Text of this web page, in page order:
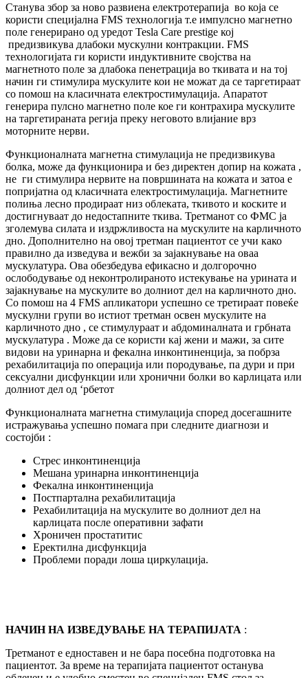
Станува збор за ново развиена електротерапија во која се
користи специјална FMS технологија т.е импулсно магнетно
поле генерирано од уредот Tesla Care prestige кој
предизвикува длабоки мускулни контракции. FMS
технологијата ги користи индуктивните својства на
магнетното поле за длабока пенетрација во ткивата и на тој
начин ги стимулира мускулите кои не можат да се таргетираат
со помош на класичната електростимулација. Апаратот
генерира пулсно магнетно поле кое ги контрахира мускулите
на таргетираната регија преку неговото влијание врз
моторните нерви.
Функционалната магнетна стимулација не предизвикува
болка, може да функционира и без директен допир на кожата ,
не ги стимулира нервите на површината на кожата и затоа е
попријатна од класичната електростимулација. Магнетните
полиња лесно продираат низ облеката, ткивото и коските и
достигнуваат до недостапните ткива. Третманот со ФМС ја
зголемува силата и издржливоста на мускулите на карличното
дно. Дополнително на овој третман пациентот се учи како
правилно да изведува и вежби за зајакнување на оваа
мускулатура. Ова обезбедува ефикасно и долгорочно
ослободување од неконтролираното истекување на урината и
зајакнување на мускулите во долниот дел на карличното дно.
Со помош на 4 FMS апликатори успешно се третираат повеќе
мускулни групи во истиот третман освен мускулите на
карличното дно , се стимулураат и абдоминалната и грбната
мускулатура . Може да се користи кај жени и мажи, за сите
видови на уринарна и фекална инконтиненција, за побрза
рехабилитација по операција или породување, па дури и при
сексуални дисфункции или хронични болки во карлицата или
долниот дел од ‘рбетот
Функционалната магнетна стимулација според досегашните
истражувања успешно помага при следните диагнози и
состојби :
Стрес инконтиненција
Мешана уринарна инконтиненција
Фекална инконтиненција
Постпартална рехабилитација
Рехабилитација на мускулите во долниот дел на
карлицата после оперативни зафати
Хроничен простатитис
Еректилна дисфункција
Проблеми поради лоша циркулација.
НАЧИН НА ИЗВЕДУВАЊЕ НА ТЕРАПИЈАТА :
Третманот е едноставен и не бара посебна подготовка на
пациентот. За време на терапијата пациентот останува